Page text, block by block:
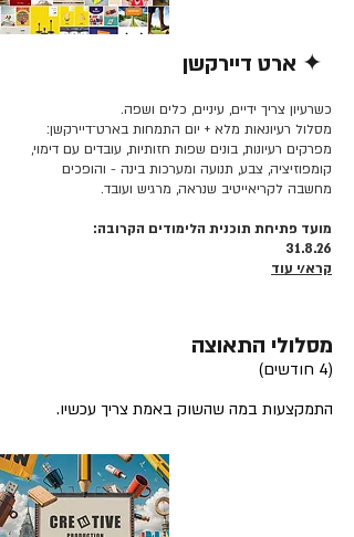
✦ ארט דיירקשן
כשרעיון צריך ידיים, עיניים, כלים ושפה.
מסלול רעיונאות מלא + יום התמחות בארט־דיירקשן:
מפרקים רעיונות, בונים שפות חזותיות, עובדים עם דימוי,
קומפוזיציה, צבע, תנועה ומערכות בינה - והופכים
מחשבה לקריאייטיב שנראה, מרגיש ועובד.
מועד פתיחת תוכנית הלימודים הקרובה:
31.8.26
קרא/י עוד
מסלולי התאוצה
(4 חודשים)
התמקצעות במה שהשוק באמת צריך עכשיו.